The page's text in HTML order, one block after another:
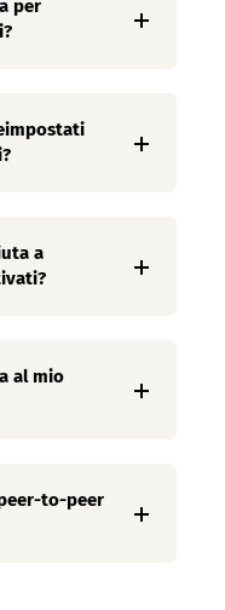
per
a
al mio
to-peer